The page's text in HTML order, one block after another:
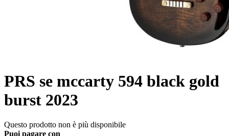
PRS se mccarty 594 black gold
burst 2023
Questo prodotto non è più disponibile
Puoi pagare con